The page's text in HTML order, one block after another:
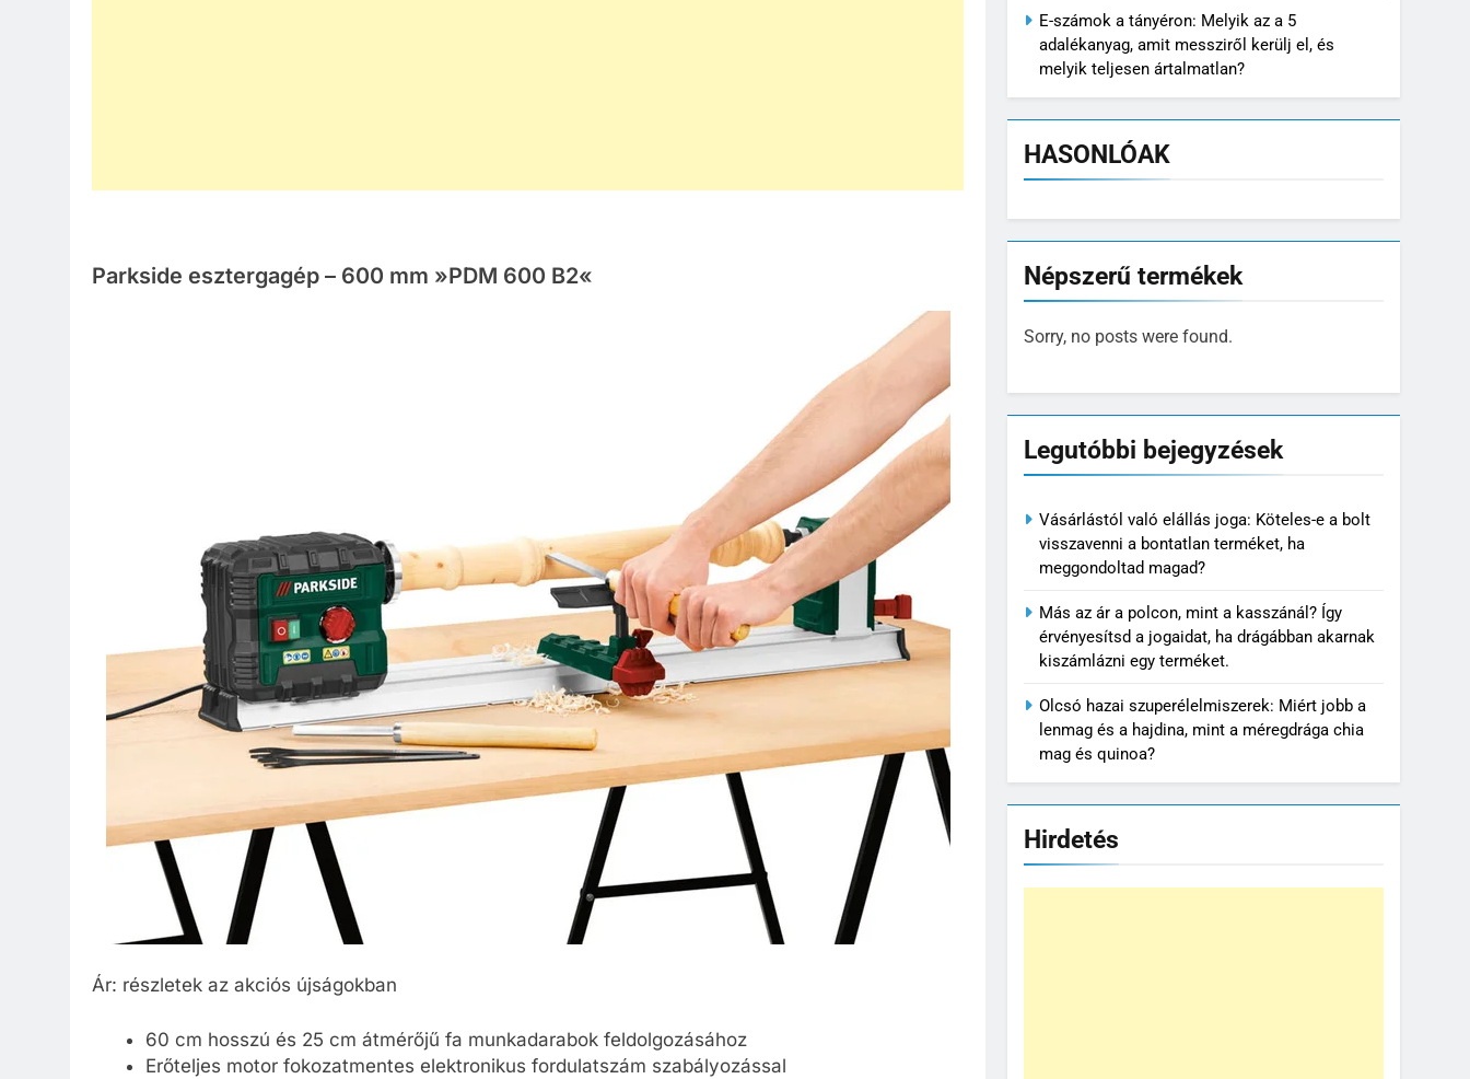
Parkside esztergagép – 600 mm »PDM 600 B2«
Ár: részletek az akciós újságokban
60 cm hosszú és 25 cm átmérőjű fa munkadarabok feldolgozásához
Erőteljes motor fokozatmentes elektronikus fordulatszám szabályozással
E-számok a tányéron: Melyik az a 5
adalékanyag, amit messziről kerülj el, és
melyik teljesen ártalmatlan?
HASONLÓAK
Népszerű termékek
Sorry, no posts were found.
Legutóbbi bejegyzések
Vásárlástól való elállás joga: Köteles-e a bolt
visszavenni a bontatlan terméket, ha
meggondoltad magad?
Más az ár a polcon, mint a kasszánál? Így
érvényesítsd a jogaidat, ha drágábban akarnak
kiszámlázni egy terméket.
Olcsó hazai szuperélelmiszerek: Miért jobb a
lenmag és a hajdina, mint a méregdrága chia
mag és quinoa?
Hirdetés